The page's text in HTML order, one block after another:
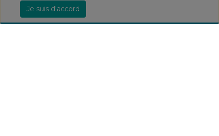
Je suis d'accord
Have a Question? Vous avez une question?